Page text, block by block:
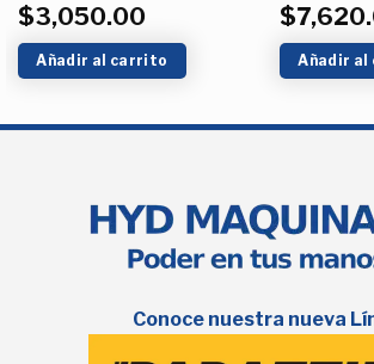
$3,050.00
Añadir al carrito
$
Añadir
Conoce nuestra nueva